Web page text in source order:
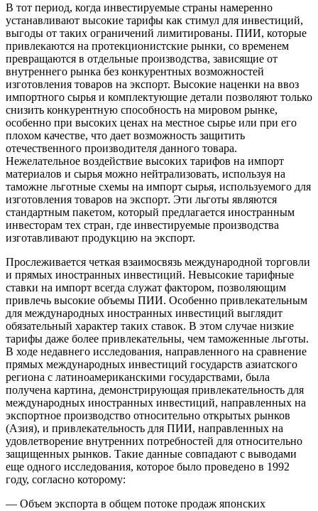
В тот период, когда инвестируемые страны намеренно
устанавливают высокие тарифы как стимул для инвестиций,
выгоды от таких ограничений лимитированы. ПИИ, которые
привлекаются на протекционистские рынки, со временем
превращаются в отдельные производства, зависящие от
внутреннего рынка без конкурентных возможностей
изготовления товаров на экспорт. Высокие наценки на ввоз
импортного сырья и комплектующие детали позволяют только
снизить конкурентную способность на мировом рынке,
особенно при высоких ценах на местное сырье или при его
плохом качестве, что дает возможность защитить
отечественного производителя данного товара.
Нежелательное воздействие высоких тарифов на импорт
материалов и сырья можно нейтрализовать, используя на
таможне льготные схемы на импорт сырья, используемого для
изготовления товаров на экспорт. Эти льготы являются
стандартным пакетом, который предлагается иностранным
инвесторам тех стран, где инвестируемые производства
изготавливают продукцию на экспорт.
Прослеживается четкая взаимосвязь международной торговли
и прямых иностранных инвестиций. Невысокие тарифные
ставки на импорт всегда служат фактором, позволяющим
привлечь высокие объемы ПИИ. Особенно привлекательным
для международных иностранных инвестиций выглядит
обязательный характер таких ставок. В этом случае низкие
тарифы даже более привлекательны, чем таможенные льготы.
В ходе недавнего исследования, направленного на сравнение
прямых международных инвестиций государств азиатского
региона с латиноамериканскими государствами, была
получена картина, демонстрирующая привлекательность для
международных иностранных инвестиций, направленных на
экспортное производство относительно открытых рынков
(Азия), и привлекательность для ПИИ, направленных на
удовлетворение внутренних потребностей для относительно
защищенных рынков. Такие данные совпадают с выводами
еще одного исследования, которое было проведено в 1992
году, согласно которому:
— Объем экспорта в общем потоке продаж японских